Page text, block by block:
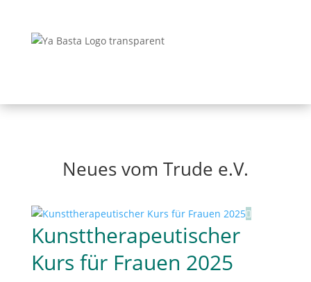
Neues vom Trude e.V.
Kunsttherapeutischer
Kurs für Frauen 2025